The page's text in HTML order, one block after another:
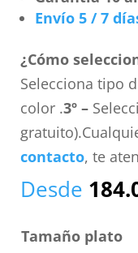
Envío 5 / 7
¿Cómo
Selecciona tipo
color .3º –
contacto, te
Desde
Tamaño plato